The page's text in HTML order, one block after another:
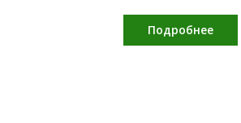
Подробнее